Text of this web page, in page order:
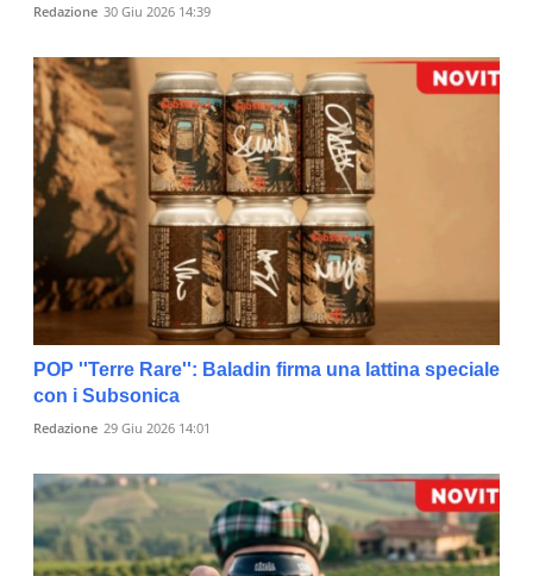
Redazione 30 Giu 2026 14:39
POP ''Terre Rare'': Baladin firma una lattina speciale
con i Subsonica
Redazione 29 Giu 2026 14:01